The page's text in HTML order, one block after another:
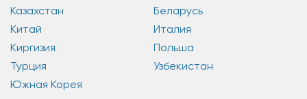
Казахстан
Беларусь
Китай
Италия
Киргизия
Польша
Турция
Узбекистан
Южная Корея